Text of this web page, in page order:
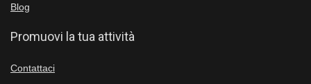
Blog
Promuovi la tua attività
Contattaci